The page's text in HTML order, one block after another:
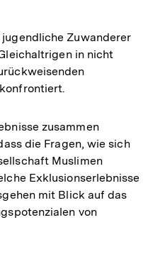
Zuwanderer
in nicht
zusammen
die Fragen, wie sich
Muslimen
Exklusionserlebnisse
mit Blick auf das
von